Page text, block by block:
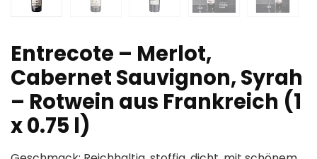
Entrecote – Merlot,
Cabernet Sauvignon, Syrah
– Rotwein aus Frankreich (1
x 0.75 l)